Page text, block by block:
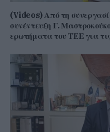
(Videos) Από τη
συνέντευξη Γ.
ερωτήματα του ΤΕΕ για